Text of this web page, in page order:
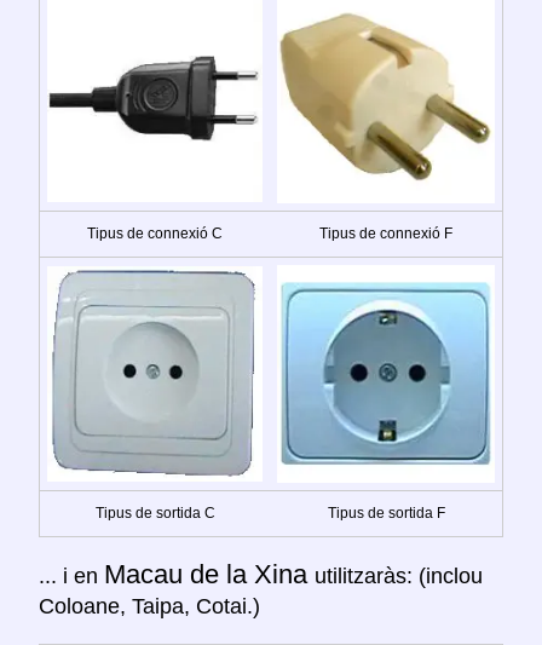
Tipus de connexió C Tipus de connexió F
Tipus de sortida C Tipus de sortida F
... i en Macau de la Xina utilitzaràs: (inclou
Coloane, Taipa, Cotai.)